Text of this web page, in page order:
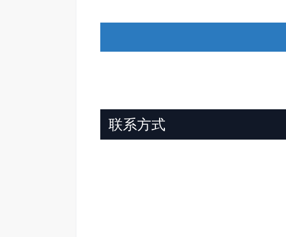
联系方式